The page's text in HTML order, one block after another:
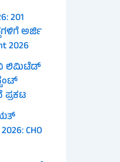
201
ಅರ್ಜಿ
2026
ಲಿಮಿಟೆಡ್
CHO